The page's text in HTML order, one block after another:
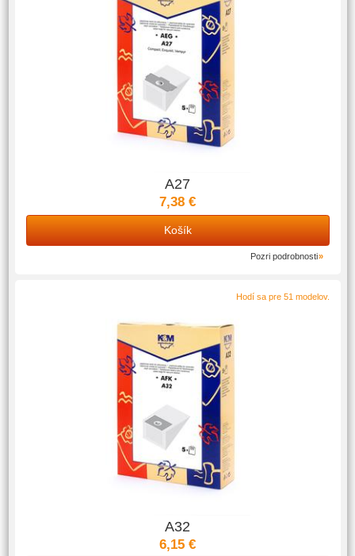
A27
7,38 €
Košík
Pozri podrobnosti
Hodí sa pre 51 modelov.
A32
6,15 €